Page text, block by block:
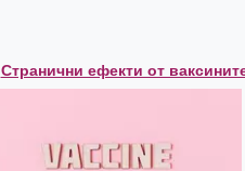
Странични ефекти от